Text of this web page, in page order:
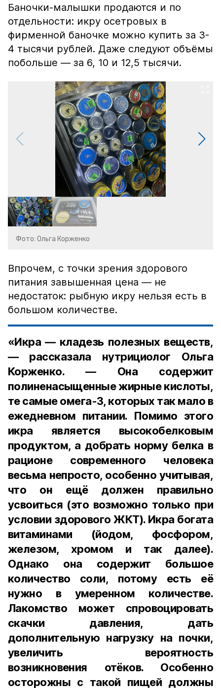
Баночки-малышки продаются и по
отдельности: икру осетровых в
фирменной баночке можно купить за 3-
4 тысячи рублей. Даже следуют объёмы
побольше — за 6, 10 и 12,5 тысячи.
Фото: Ольга Корженко
Впрочем, с точки зрения здорового
питания завышенная цена — не
недостаток: рыбную икру нельзя есть в
большом количестве.
«Икра — кладезь полезных веществ,
— рассказала нутрициолог Ольга
Корженко. — Она содержит
полиненасыщенные жирные кислоты,
те самые омега-3, которых так мало в
ежедневном питании. Помимо этого
икра является высокобелковым
продуктом, а добрать норму белка в
рационе современного человека
весьма непросто, особенно учитывая,
что он ещё должен правильно
усвоиться (это возможно только при
условии здорового ЖКТ). Икра богата
витаминами (йодом, фосфором,
железом, хромом и так далее).
Однако она содержит большое
количество соли, потому есть её
нужно в умеренном количестве.
Лакомство может спровоцировать
скачки давления, дать
дополнительную нагрузку на почки,
увеличить вероятность
возникновения отёков. Особенно
осторожны с такой пищей должны